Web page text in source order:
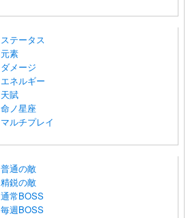
ステータス
元素
ダメージ
エネルギー
天賦
命ノ星座
マルチプレイ
普通の敵
精鋭の敵
通常BOSS
毎週BOSS